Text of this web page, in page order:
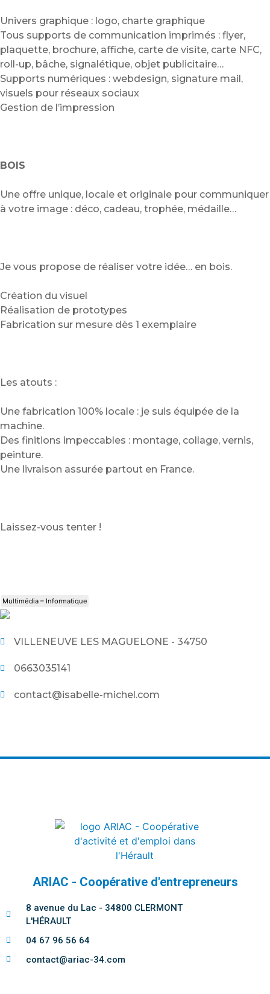
Univers graphique : logo, charte graphique
Tous supports de communication imprimés : flyer,
plaquette, brochure, affiche, carte de visite, carte NFC,
roll-up, bâche, signalétique, objet publicitaire…
Supports numériques : webdesign, signature mail,
visuels pour réseaux sociaux
Gestion de l’impression
BOIS
Une offre unique, locale et originale pour communiquer
à votre image : déco, cadeau, trophée, médaille…
Je vous propose de réaliser votre idée… en bois.
Création du visuel
Réalisation de prototypes
Fabrication sur mesure dès 1 exemplaire
Les atouts :
Une fabrication 100% locale : je suis équipée de la
machine.
Des finitions impeccables : montage, collage, vernis,
peinture.
Une livraison assurée partout en France.
Laissez-vous tenter !
Multimédia – Informatique
VILLENEUVE LES MAGUELONE - 34750
0663035141
contact@isabelle-michel.com
ARIAC - Coopérative d'entrepreneurs
8 avenue du Lac - 34800 CLERMONT
L'HÉRAULT
04 67 96 56 64
contact@ariac-34.com